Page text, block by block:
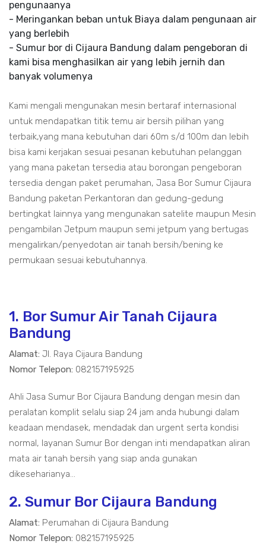
pengunaanya
- Meringankan beban untuk Biaya dalam pengunaan air
yang berlebih
- Sumur bor di Cijaura Bandung dalam pengeboran di
kami bisa menghasilkan air yang lebih jernih dan
banyak volumenya
Kami mengali mengunakan mesin bertaraf internasional
untuk mendapatkan titik temu air bersih pilihan yang
terbaik,yang mana kebutuhan dari 60m s/d 100m dan lebih
bisa kami kerjakan sesuai pesanan kebutuhan pelanggan
yang mana paketan tersedia atau borongan pengeboran
tersedia dengan paket perumahan, Jasa Bor Sumur Cijaura
Bandung paketan Perkantoran dan gedung-gedung
bertingkat lainnya yang mengunakan satelite maupun Mesin
pengambilan Jetpum maupun semi jetpum yang bertugas
mengalirkan/penyedotan air tanah bersih/bening ke
permukaan sesuai kebutuhannya.
1. Bor Sumur Air Tanah Cijaura
Bandung
Alamat: Jl. Raya Cijaura Bandung
Nomor Telepon: 082157195925
Ahli Jasa Sumur Bor Cijaura Bandung dengan mesin dan
peralatan komplit selalu siap 24 jam anda hubungi dalam
keadaan mendasek, mendadak dan urgent serta kondisi
normal, layanan Sumur Bor dengan inti mendapatkan aliran
mata air tanah bersih yang siap anda gunakan
dikeseharianya...
2. Sumur Bor Cijaura Bandung
Alamat: Perumahan di Cijaura Bandung
Nomor Telepon: 082157195925